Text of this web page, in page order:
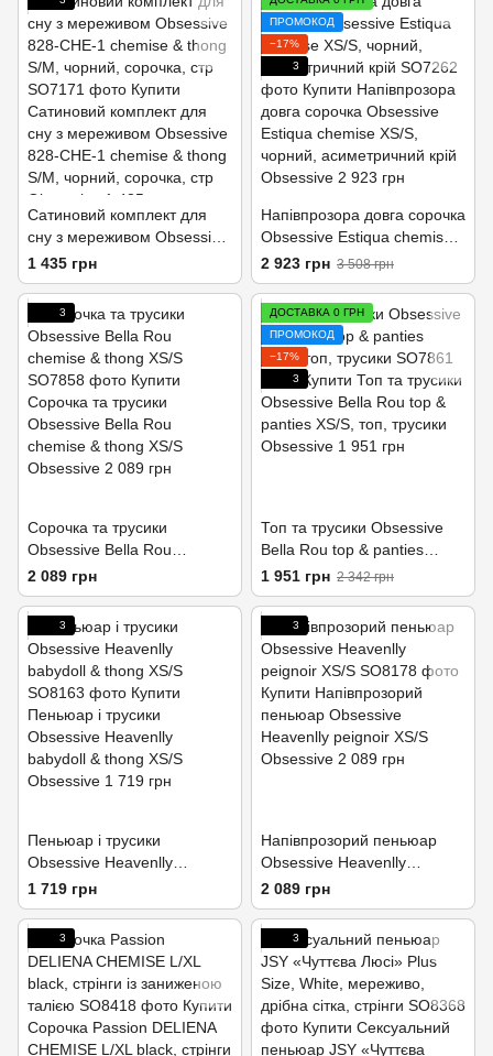
Сатиновий комплект для
сну з мереживом Obsessive
828-CHE-1 chemise & thong
S/M, чорний, сорочка, стр
1 435 грн
ПРОМОКОД
−17%
3
Напівпрозора довга сорочка
Obsessive Estiqua chemise
XS/S, чорний,
асиметричний крій
2 923 грн 3 508 грн
3
Сорочка та трусики
Obsessive Bella Rou
chemise & thong XS/S
2 089 грн
ДОСТАВКА 0 ГРН
ПРОМОКОД
−17%
3
Топ та трусики Obsessive
Bella Rou top & panties
XS/S, топ, трусики
1 951 грн 2 342 грн
3
Пеньюар і трусики
Obsessive Heavenlly
babydoll & thong XS/S
1 719 грн
3
Напівпрозорий пеньюар
Obsessive Heavenlly
peignoir XS/S
2 089 грн
3 3